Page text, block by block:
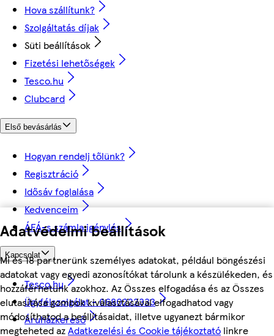
Adatvédelmi beállítások
Mi és 18 partnerünk személyes adatokat, például böngészési
adatokat vagy egyedi azonosítókat tárolunk a készülékeden, és
hozzáférhetünk azokhoz. Az Összes elfogadása és az Összes
elutasítása gombok kiválasztásával elfogadhatod vagy
módosíthatod a beállításaidat, illetve ugyanezt bármikor
megteheted azAdatkezelési és Cookie tájékoztató linkre
Hova szállítunk?
Szolgáltatás díjak
Süti beállítások
Fizetési lehetőségek
Tesco.hu
Clubcard
Első bevásárlás
Hogyan rendelj tőlünk?
Regisztráció
Idősáv foglalása
Kedvenceim
ÁFÁ-s számla igénylés
Kapcsolat
Tesco.hu
Ügyfélszolgálat - 0680222333
Áruházkereső